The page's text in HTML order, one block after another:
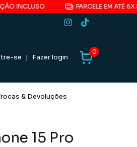
PARCELE EM ATÉ 6X SEM JUROS*
se | Fazer login
0
& Devoluções
15 Pro